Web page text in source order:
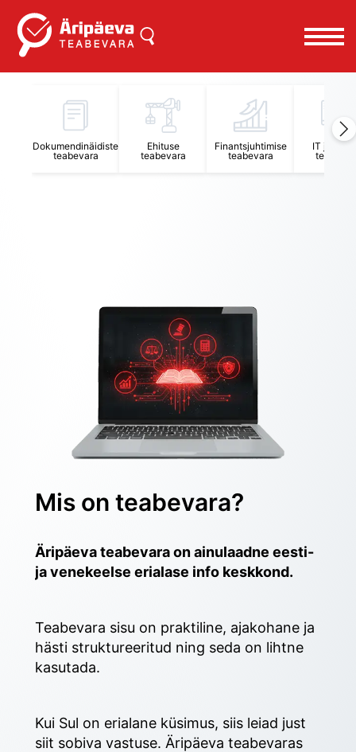
Dokumendinäidiste
teabevara
Ehituse
teabevara
Finantsjuhtimise
teabevara
IT
Mis on teabevara?
Äripäeva teabevara on ainulaadne eesti-
ja venekeelse erialase info keskkond.
Teabevara sisu on praktiline, ajakohane ja
hästi struktureeritud ning seda on lihtne
kasutada.
Kui Sul on erialane küsimus, siis leiad just
siit sobiva vastuse. Äripäeva teabevaras